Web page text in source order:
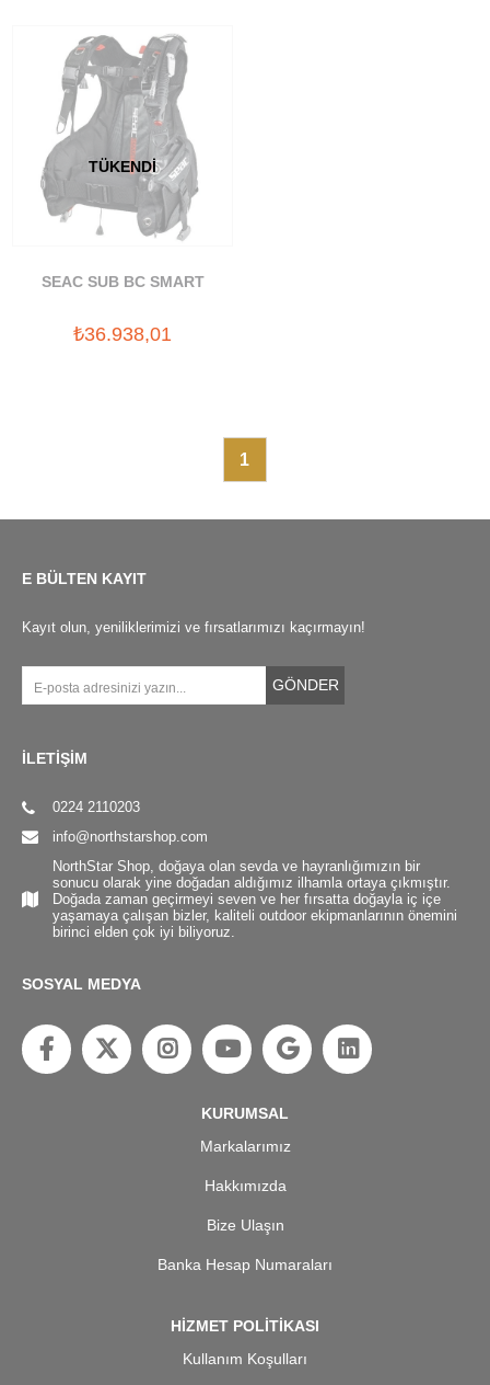
TÜKENDI
SEAC SUB BC SMART
₺36.938,01
1
E BÜLTEN KAYIT
Kayıt olun, yeniliklerimizi ve fırsatlarımızı kaçırmayın!
GÖNDER
İLETİŞİM
0224 2110203
info@northstarshop.com
NorthStar Shop, doğaya olan sevda ve hayranlığımızın bir
sonucu olarak yine doğadan aldığımız ilhamla ortaya çıkmıştır.
Doğada zaman geçirmeyi seven ve her fırsatta doğayla iç içe
yaşamaya çalışan bizler, kaliteli outdoor ekipmanlarının önemini
birinci elden çok iyi biliyoruz.
SOSYAL MEDYA
KURUMSAL
Markalarımız
Hakkımızda
Bize Ulaşın
Banka Hesap Numaraları
HİZMET POLİTİKASI
Kullanım Koşulları